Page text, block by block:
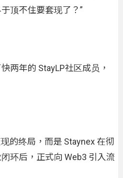
顶不住要套现了？”
两年的 StayLP社区成员，
的终局，而是 Staynex 在彻
环后，正式向 Web3 引入流